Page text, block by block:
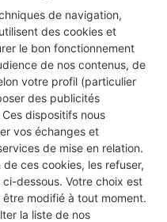
de navigation,
utilisent des cookies et
le bon fonctionnement
de nos contenus, de
votre profil (particulier
des publicités
dispositifs nous
vos échanges et
de mise en relation.
ces cookies, les refuser,
dessous. Votre choix est
modifié à tout moment.
la liste de nos
DEVIS